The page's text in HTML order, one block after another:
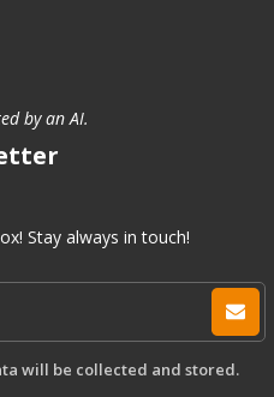
by an AI.
Stay always in touch!
will be collected and stored.